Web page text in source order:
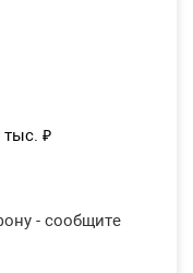
тыс. ₽
- сообщите